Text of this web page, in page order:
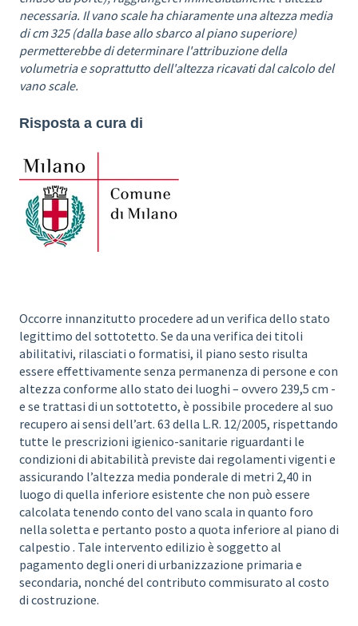
necessaria. Il vano scale ha chiaramente una altezza media
di cm 325 (dalla base allo sbarco al piano superiore)
permetterebbe di determinare l'attribuzione della
volumetria e soprattutto dell'altezza ricavati dal calcolo del
vano scale.
Risposta a cura di
Occorre innanzitutto procedere ad un verifica dello stato
legittimo del sottotetto. Se da una verifica dei titoli
abilitativi, rilasciati o formatisi, il piano sesto risulta
essere effettivamente senza permanenza di persone e con
altezza conforme allo stato dei luoghi – ovvero 239,5 cm -
e se trattasi di un sottotetto, è possibile procedere al suo
recupero ai sensi dell’art. 63 della L.R. 12/2005, rispettando
tutte le prescrizioni igienico-sanitarie riguardanti le
condizioni di abitabilità previste dai regolamenti vigenti e
assicurando l’altezza media ponderale di metri 2,40 in
luogo di quella inferiore esistente che non può essere
calcolata tenendo conto del vano scala in quanto foro
nella soletta e pertanto posto a quota inferiore al piano di
calpestio . Tale intervento edilizio è soggetto al
pagamento degli oneri di urbanizzazione primaria e
secondaria, nonché del contributo commisurato al costo
di costruzione.